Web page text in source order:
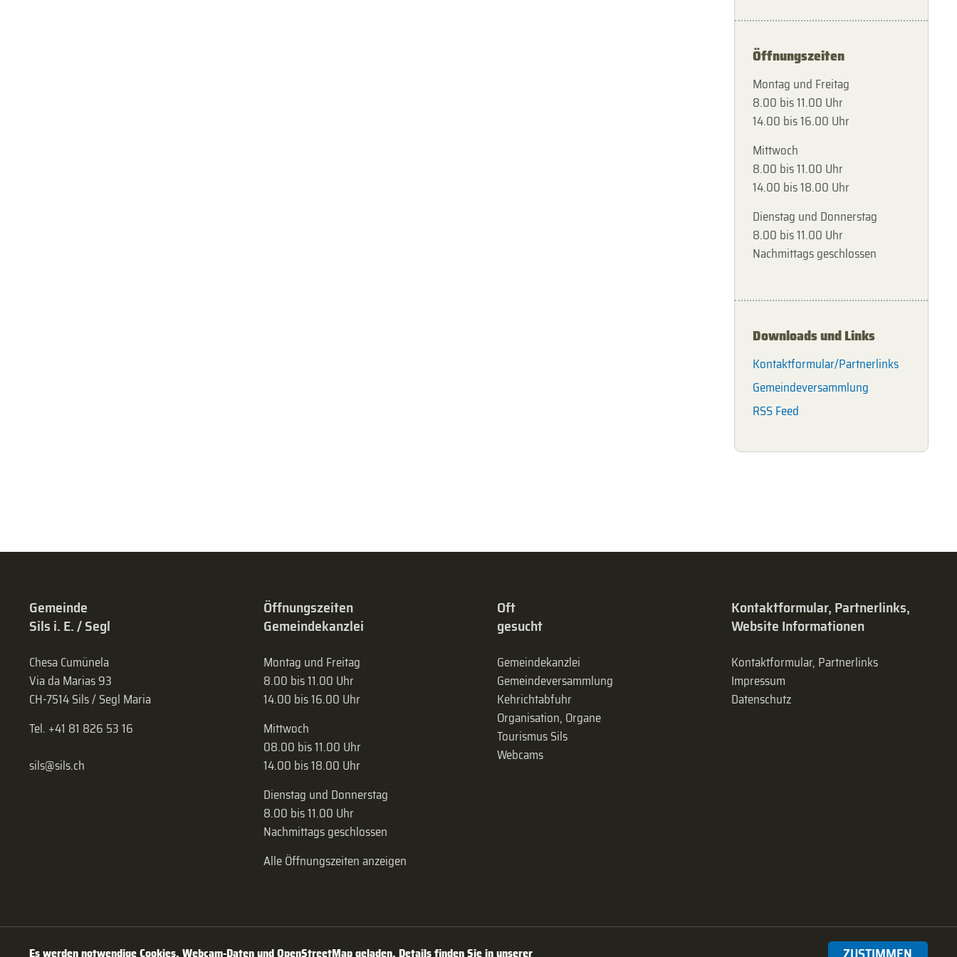
Öffnungszeiten
Montag und Freitag
8.00 bis 11.00 Uhr
14.00 bis 16.00 Uhr
Mittwoch
8.00 bis 11.00 Uhr
14.00 bis 18.00 Uhr
Dienstag und Donnerstag
8.00 bis 11.00 Uhr
Nachmittags geschlossen
Downloads und Links
Kontaktformular/Partnerlinks
Gemeindeversammlung
RSS Feed
Gemeinde
Sils i. E. / Segl
Chesa Cumünela
Via da Marias 93
CH-7514 Sils / Segl Maria
Tel. +41 81 826 53 16
sils@sils.ch
Öffnungszeiten
Gemeindekanzlei
Montag und Freitag
8.00 bis 11.00 Uhr
14.00 bis 16.00 Uhr
Mittwoch
08.00 bis 11.00 Uhr
14.00 bis 18.00 Uhr
Dienstag und Donnerstag
8.00 bis 11.00 Uhr
Nachmittags geschlossen
Alle Öffnungszeiten anzeigen
Oft
gesucht
Gemeindekanzlei
Gemeinde­versammlung
Kehrichtabfuhr
Organisation, Organe
Tourismus Sils
Webcams
Kontaktformular, Partnerlinks,
Website Informationen
Kontaktformular, Partnerlinks
Impressum
Datenschutz
Es werden notwendige Cookies, Webcam-Daten und OpenStreetMap geladen. Details finden Sie in unserer